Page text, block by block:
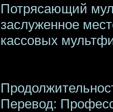
Потрясающий
заслуженное
кассовых
Перевод: